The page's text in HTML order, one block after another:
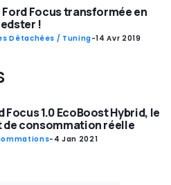
Ford Focus transformée en
!
Détachées / Tuning-14 Avr 2019
Focus 1.0 EcoBoost Hybrid, le
de consommation réelle
- 4 Jan 2021